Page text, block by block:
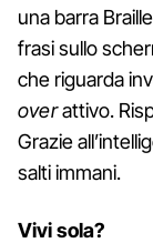
una barra
frasi sullo
che riguarda
overattivo.
Grazie
salti immani.
Vivi sola?